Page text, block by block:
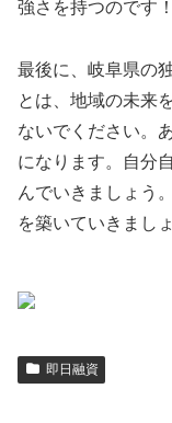
強さを持つのです！
最後に、岐阜県の
とは、地域の未来
ないでください。
になります。自分
んでいきましょう
を築いていきまし
即日融資